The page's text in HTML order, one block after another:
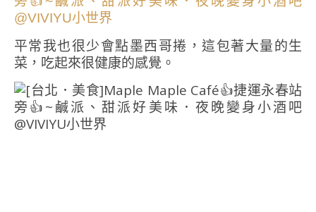
平常我也很少會點墨西哥捲，這包著大量的生
菜，吃起來很健康的感覺。